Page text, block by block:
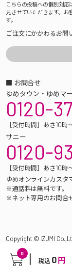
0
税込 0 円
こちらの投稿への個別対
見させていただきます。お
す。
ご注文にかかわるお問
■ お問合せ
ゆめタウン・ゆめマ
0120-
［受付時間］あさ10時
サニー
0120-
［受付時間］あさ10時
ゆめオンラインカスタ
※通話料は無料です。
※ネット専用のお問合
Copyright © IZUMI